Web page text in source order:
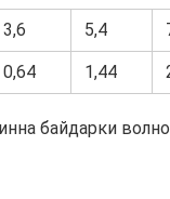
3,6 5,4
0,64 1,44
байдарки